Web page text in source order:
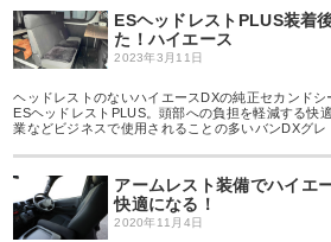
ESヘッドレストPLUS装着
た！ハイエース
2023年3月11日
ヘッドレストのないハイエースDXの純正セカンド
ESヘッドレストPLUS。頭部への負担を軽減する快
業などビジネスで使用されることの多いバンDXグレ
アームレスト装備でハイエ
快適になる！
2020年11月4日